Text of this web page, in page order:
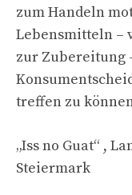
zum Handeln
Lebensmitteln –
zur Zubereitung
treffen zu
„Iss no Guat“ ,
Steiermark